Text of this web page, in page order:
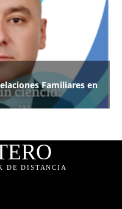
DE DISTANCIA